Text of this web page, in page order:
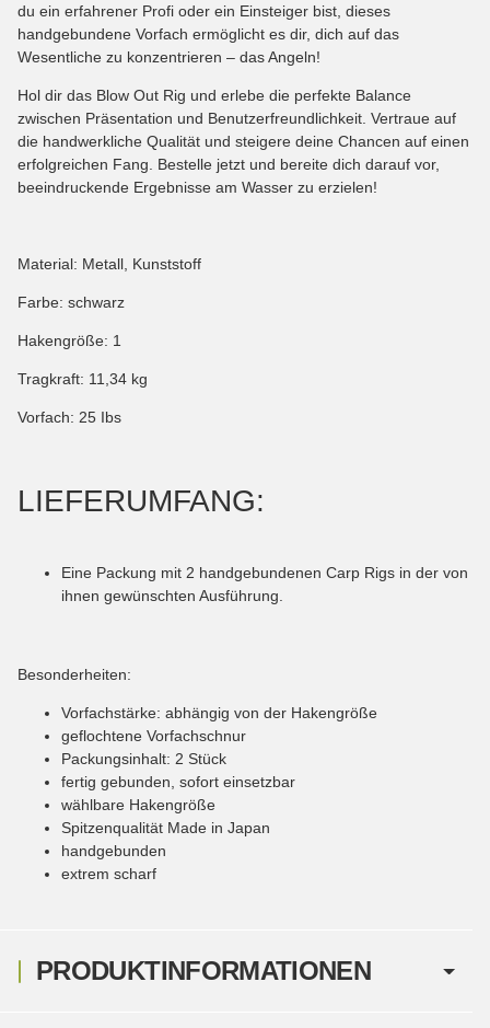
PRODUKTINFORMATIONEN
du ein erfahrener Profi oder ein Einsteiger bist, dieses
handgebundene Vorfach ermöglicht es dir, dich auf das
Wesentliche zu konzentrieren – das Angeln!
Hol dir das Blow Out Rig und erlebe die perfekte Balance
zwischen Präsentation und Benutzerfreundlichkeit. Vertraue auf
die handwerkliche Qualität und steigere deine Chancen auf einen
erfolgreichen Fang. Bestelle jetzt und bereite dich darauf vor,
beeindruckende Ergebnisse am Wasser zu erzielen!
Material: Metall, Kunststoff
Farbe: schwarz
Hakengröße: 1
Tragkraft: 11,34 kg
Vorfach: 25 Ibs
LIEFERUMFANG:
Eine Packung mit 2 handgebundenen Carp Rigs in der von
ihnen gewünschten Ausführung.
Besonderheiten:
Vorfachstärke: abhängig von der Hakengröße
geflochtene Vorfachschnur
Packungsinhalt: 2 Stück
fertig gebunden, sofort einsetzbar
wählbare Hakengröße
Spitzenqualität Made in Japan
handgebunden
extrem scharf